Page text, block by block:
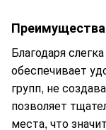
Благодаря
обеспечивает
групп, не
позволяет
места, что